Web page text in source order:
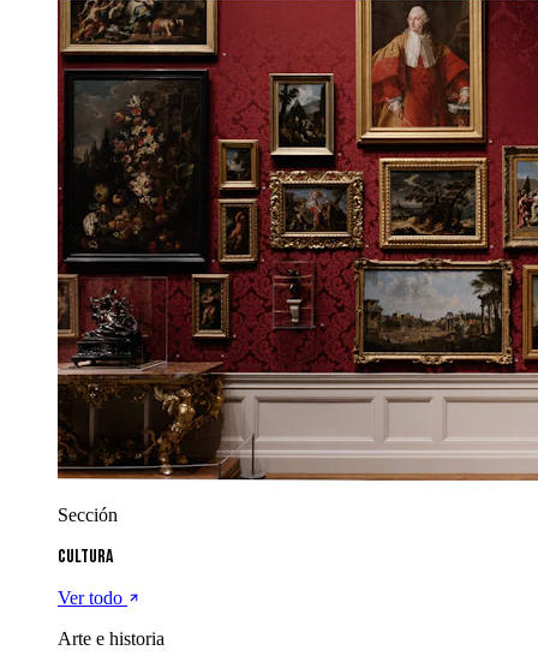
Sección
Cultura
Ver todo
Arte e historia